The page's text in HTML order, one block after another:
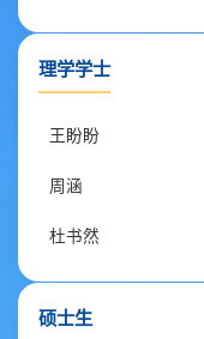
理学学士
王盼盼
周涵
杜书然
硕士生